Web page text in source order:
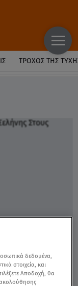
ΤΡΟΧΌΣ ΤΗΣ
δεδομένα,
στοιχεία, και
Αποδοχή, θα